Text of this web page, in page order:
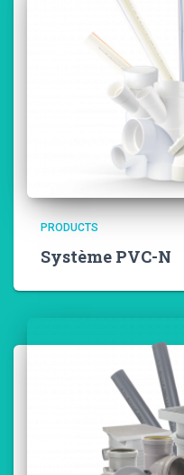
PRODUCTS
Système PVC-N